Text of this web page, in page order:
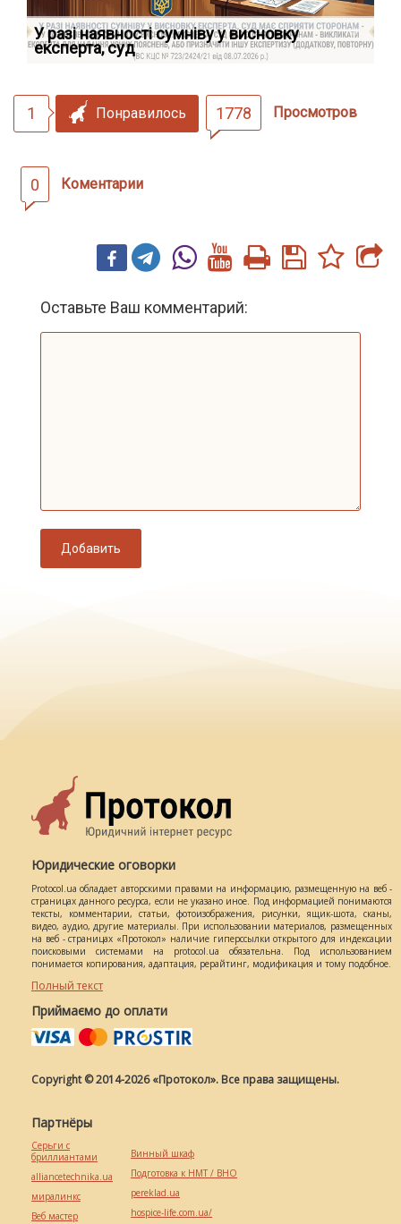
У разі наявності сумніву у висновку
експерта, суд
1 Понравилось 1778 Просмотров
0 Коментарии
Оставьте Ваш комментарий:
Добавить
Юридические оговорки
Protocol.ua обладает авторскими правами на информацию, размещенную на веб -
страницах данного ресурса, если не указано иное. Под информацией понимаются
тексты, комментарии, статьи, фотоизображения, рисунки, ящик-шота, сканы,
видео, аудио, другие материалы. При использовании материалов, размещенных
на веб - страницах «Протокол» наличие гиперссылки открытого для индексации
поисковыми системами на protocol.ua обязательна. Под использованием
понимается копирования, адаптация, рерайтинг, модификация и тому подобное.
Полный текст
Приймаємо до оплати
Copyright © 2014-2026 «Протокол». Все права защищены.
Партнёры
Серьги с
бриллиантами
alliancetechnika.ua
миралинкс
Веб мастер
Винный шкаф
Подготовка к НМТ / ВНО
pereklad.ua
hospice-life.com.ua/